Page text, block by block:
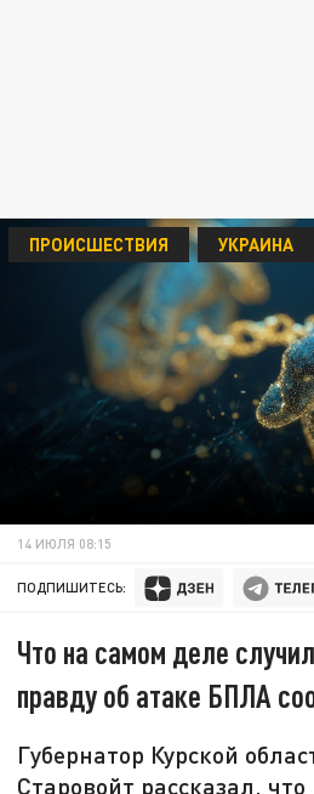
ПРОИСШЕСТВИЯ УКРАИНА
14 ИЮЛЯ 08:15
ПОДПИШИТЕСЬ:
Что на самом деле
правду об атаке БПЛА
Губернатор Курской
Старовойт рассказал,